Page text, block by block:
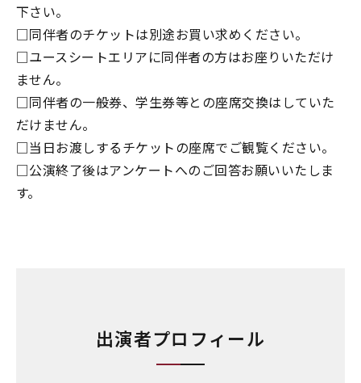
下さい。
□同伴者のチケットは別途お買い求めください。
□ユースシートエリアに同伴者の方はお座りいただけ
ません。
□同伴者の一般券、学生券等との座席交換はしていた
だけません。
□当日お渡しするチケットの座席でご観覧ください。
□公演終了後はアンケートへのご回答お願いいたしま
す。
出演者プロフィール